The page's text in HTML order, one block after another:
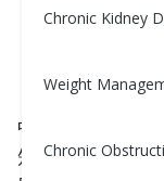
Chronic Kidney
Weight
Chronic
中鏈三酸甘油脂
短鏈三酸甘油脂